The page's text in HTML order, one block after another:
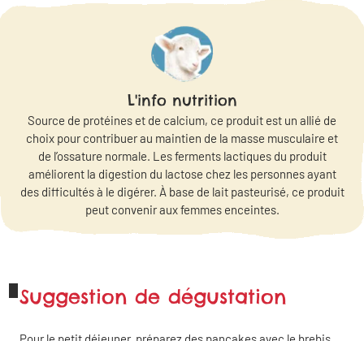
L'info nutrition
Source de protéines et de calcium, ce produit est un allié de
choix pour contribuer au maintien de la masse musculaire et
de l’ossature normale. Les ferments lactiques du produit
améliorent la digestion du lactose chez les personnes ayant
des difficultés à le digérer. À base de lait pasteurisé, ce produit
peut convenir aux femmes enceintes.
Suggestion de dégustation